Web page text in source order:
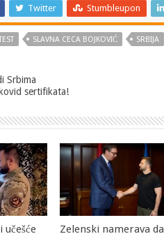
Twitter Stumbleupon
SLAVNA CECA BOJKOVIĆ SRBIJA
Srbima
sertifikata!
Zelenski namerava da